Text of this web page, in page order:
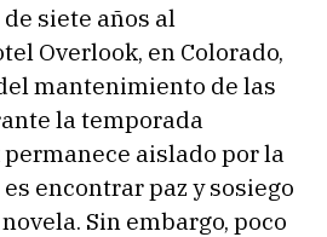
siete años al
Overlook, en Colorado,
mantenimiento de las
la temporada
aislado por la
encontrar paz y sosiego
Sin embargo, poco